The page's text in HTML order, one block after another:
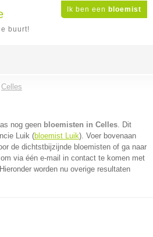
Ik ben een bloemist
buurt!
Celles
nog geen bloemisten in Celles. Dit
Luik (bloemist Luik). Voer bovenaan
de dichtstbijzijnde bloemisten of ga naar
om via één e-mail in contact te komen met
worden nu overige resultaten